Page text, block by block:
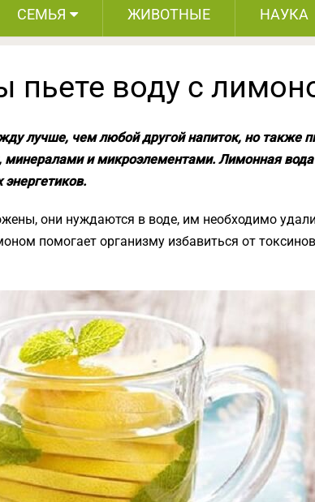
СЕМЬЯ ЖИВОТНЫЕ НАУКА
пьете воду с
лучше, чем любой другой напиток, но также
и микроэлементами. Лимонная вода
они нуждаются в воде, им необходимо
помогает организму избавиться от